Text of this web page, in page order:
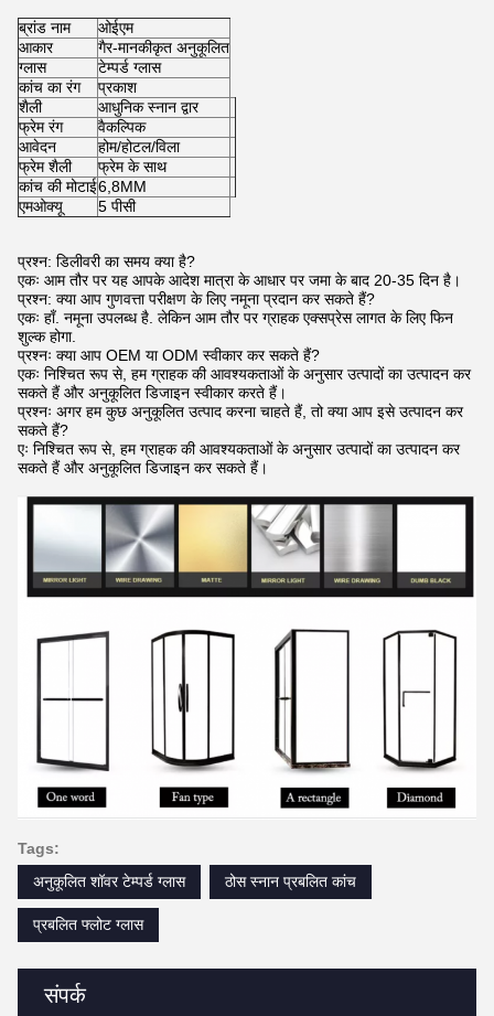
संपर्क
ब्रांड नाम
ओईएम
आकार
गैर-मानकीकृत अनुकूलित
ग्लास
टेम्पर्ड ग्लास
कांच का रंग
प्रकाश
शैली
आधुनिक स्नान द्वार
फ्रेम रंग
वैकल्पिक
आवेदन
होम/होटल/विला
फ्रेम शैली
फ्रेम के साथ
कांच की मोटाई6,8MM
एमओक्यू
5 पीसी
प्रश्न: डिलीवरी का समय क्या है?
एकः आम तौर पर यह आपके आदेश मात्रा के आधार पर जमा के बाद 20-35 दिन है।
प्रश्न: क्या आप गुणवत्ता परीक्षण के लिए नमूना प्रदान कर सकते हैं?
एकः हाँ. नमूना उपलब्ध है. लेकिन आम तौर पर ग्राहक एक्सप्रेस लागत के लिए फिन
शुल्क होगा.
प्रश्नः क्या आप OEM या ODM स्वीकार कर सकते हैं?
एकः निश्चित रूप से, हम ग्राहक की आवश्यकताओं के अनुसार उत्पादों का उत्पादन कर
सकते हैं और अनुकूलित डिजाइन स्वीकार करते हैं।
प्रश्नः अगर हम कुछ अनुकूलित उत्पाद करना चाहते हैं, तो क्या आप इसे उत्पादन कर
सकते हैं?
एः निश्चित रूप से, हम ग्राहक की आवश्यकताओं के अनुसार उत्पादों का उत्पादन कर
सकते हैं और अनुकूलित डिजाइन कर सकते हैं।
Tags:
अनुकूलित शॉवर टेम्पर्ड ग्लास
ठोस स्नान प्रबलित कांच
प्रबलित फ्लोट ग्लास